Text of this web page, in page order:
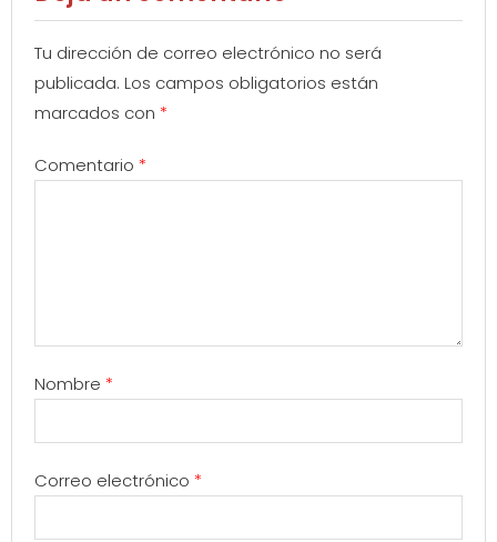
Tu dirección de correo electrónico no será
publicada. Los campos obligatorios están
marcados con *
Comentario *
Nombre *
Correo electrónico *